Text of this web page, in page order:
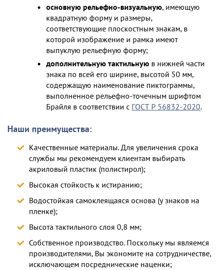
основную рельефно-визуальную, имеющую
квадратную форму и размеры,
соответствующие плоскостным знакам, в
которой изображение и рамка имеют
выпуклую рельефную форму;
дополнительную тактильную в нижней части
знака по всей его ширине, высотой 50 мм,
содержащую наименование пиктограммы,
выполненное рельефно-точечным шрифтом
Брайля в соответствии с ГОСТ Р 56832-2020.
Наши преимущества:
Качественные материалы. Для увеличения срока
службы мы рекомендуем клиентам выбирать
акриловый пластик (полистирол);
Высокая стойкость к истиранию;
Водостойкая самоклеящаяся основа (у знаков на
пленке);
Высота тактильного слоя 0,8 мм;
Собственное производство. Поскольку мы являемся
производителями, Вы экономите на сотрудничестве,
исключающем посреднические наценки;